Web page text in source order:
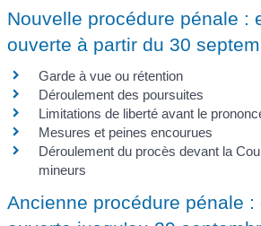
Nouvelle procédure pénale :
ouverte à partir du 30
Garde à vue ou rétention
Déroulement des poursuites
Limitations de liberté avant le
Mesures et peines encourues
Déroulement du procès devant la
mineurs
Ancienne procédure pénale :